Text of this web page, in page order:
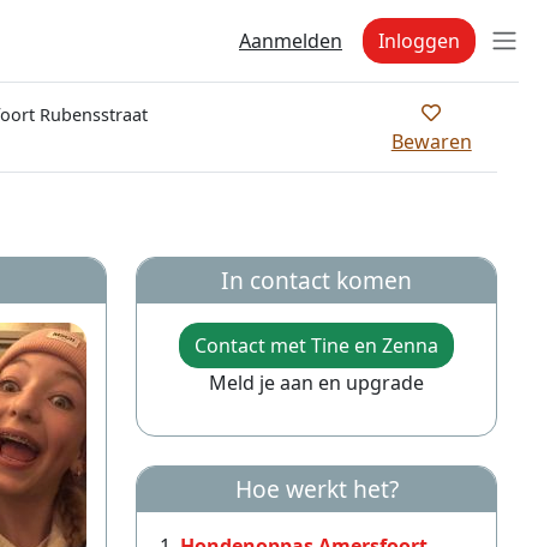
Aanmelden Inloggen
Rubensstraat
Bewaren
In contact komen
Contact met Tine en Zenna
Meld je aan en upgrade
Hoe werkt het?